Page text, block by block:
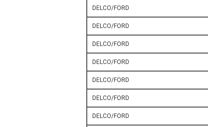
DELCO/FORD
DELCO/FORD
DELCO/FORD
DELCO/FORD
DELCO/FORD
DELCO/FORD
DELCO/FORD